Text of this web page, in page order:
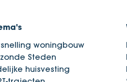
woningbouw
Steden
huisvesting